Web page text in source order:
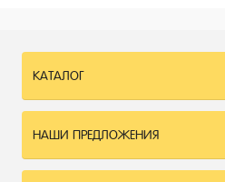
КАТАЛОГ
НАШИ ПРЕДЛОЖЕНИЯ